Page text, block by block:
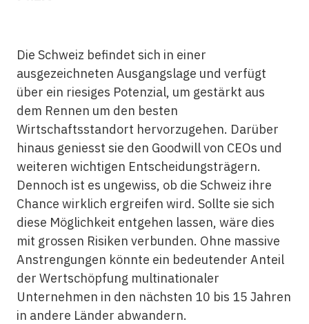
Die Schweiz befindet sich in einer
ausgezeichneten Ausgangslage und verfügt
über ein riesiges Potenzial, um gestärkt aus
dem Rennen um den besten
Wirtschaftsstandort hervorzugehen. Darüber
hinaus geniesst sie den Goodwill von CEOs und
weiteren wichtigen Entscheidungsträgern.
Dennoch ist es ungewiss, ob die Schweiz ihre
Chance wirklich ergreifen wird. Sollte sie sich
diese Möglichkeit entgehen lassen, wäre dies
mit grossen Risiken verbunden. Ohne massive
Anstrengungen könnte ein bedeutender Anteil
der Wertschöpfung multinationaler
Unternehmen in den nächsten 10 bis 15 Jahren
in andere Länder abwandern.